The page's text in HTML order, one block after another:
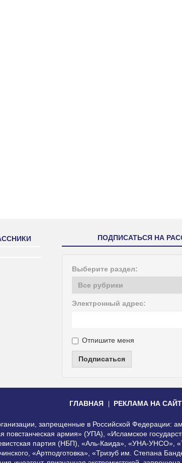
ПОДПИСАТЬСЯ НА
Выберите раздел:
Электронный адрес:
Отпишите меня
Подписаться
ГЛАВНАЯ РЕКЛАМА НА
запрещенные в Российской
повстанческая армия» (УПА), «Исламское
партия (НБП), «Аль-Каида», «УНА-УНСО»,
«Артподготовка», «Тризуб им. Степана